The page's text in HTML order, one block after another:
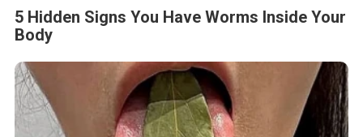
5 Hidden Signs You Have Worms Inside Your
Body